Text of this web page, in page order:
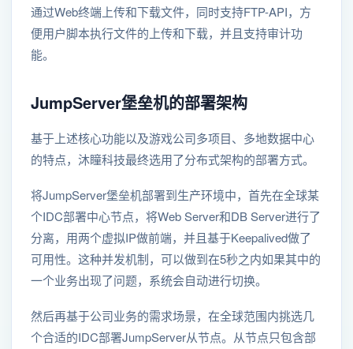
通过Web终端上传和下载文件，同时支持FTP-API，方
便用户脚本执行文件的上传和下载，并且支持审计功
能。
JumpServer堡垒机的部署架构
基于上述核心功能以及游戏公司多项目、多地数据中心
的特点，沐瞳科技最终选用了分布式架构的部署方式。
将JumpServer堡垒机部署到生产环境中，首先在全球某
个IDC部署中心节点，将Web Server和DB Server进行了
分离，用两个虚拟IP做前端，并且基于Keepalived做了
可用性。这种并发机制，可以做到在5秒之内如果其中的
一个业务出现了问题，系统会自动进行切换。
然后再基于公司业务的需求场景，在全球范围内挑选几
个合适的IDC部署JumpServer从节点。从节点只包含部